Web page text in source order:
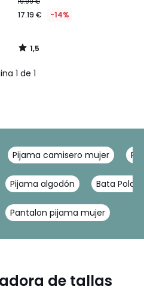
17.19 € -14%
1,5
/
1 de 1
Pijama camisero mujer
Pijama algodón Bata Polar
Pantalon pijama mujer
de tallas